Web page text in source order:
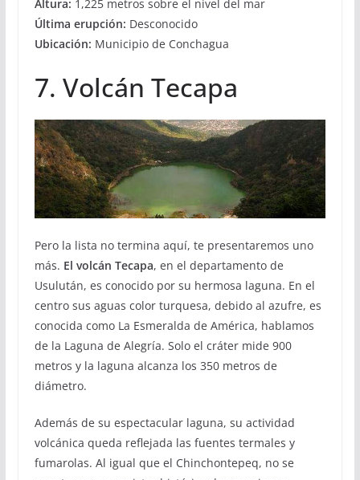
Altura: 1,225 metros sobre el nivel del mar
Última erupción: Desconocido
Ubicación: Municipio de Conchagua
7. Volcán Tecapa
Pero la lista no termina aquí, te presentaremos uno
más. El volcán Tecapa, en el departamento de
Usulután, es conocido por su hermosa laguna. En el
centro sus aguas color turquesa, debido al azufre, es
conocida como La Esmeralda de América, hablamos
de la Laguna de Alegría. Solo el cráter mide 900
metros y la laguna alcanza los 350 metros de
diámetro.
Además de su espectacular laguna, su actividad
volcánica queda reflejada las fuentes termales y
fumarolas. Al igual que el Chinchontepeq, no se